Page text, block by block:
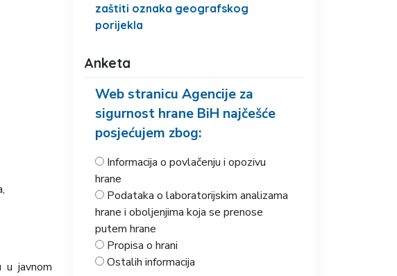
u javnom
zaštiti oznaka geografskog
porijekla
Anketa
Web stranicu Agencije za
sigurnost hrane BiH najčešće
posjećujem zbog:
Informacija o povlačenju i opozivu
hrane
Podataka o laboratorijskim analizama
hrane i oboljenjima koja se prenose
putem hrane
Propisa o hrani
Ostalih informacija